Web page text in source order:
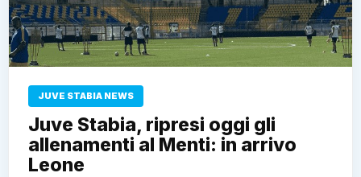
JUVE STABIA NEWS
Juve Stabia, ripresi oggi gli
allenamenti al Menti: in arrivo
Leone